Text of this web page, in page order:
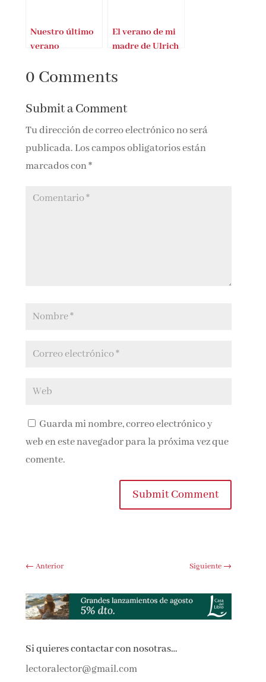
Nuestro último
verano
El verano de mi
madre de Ulrich
0 Comments
Submit a Comment
Tu dirección de correo electrónico no será
publicada. Los campos obligatorios están
marcados con*
Guarda mi nombre, correo electrónico y
web en este navegador para la próxima vez que
comente.
Submit Comment
←Anterior Siguiente→
Si quieres contactar con nosotras…
lectoralector@gmail.com